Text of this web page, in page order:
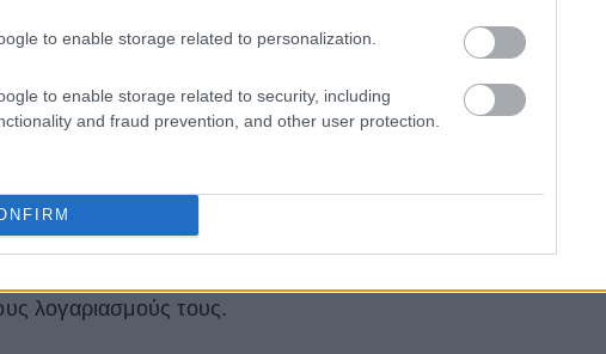
to enable storage related to personalization.
to enable storage related to security, including
and fraud prevention, and other user protection.
IGTV και θα μπορείτε κανονικά να βλέπετε τα
λογαριασμούς τους.